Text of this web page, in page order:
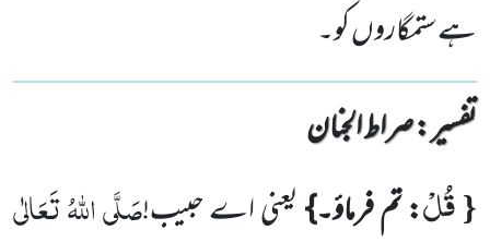
ہے ستمگاروں کو۔
تفسیر : ‎صراط الجنان
{قُلْ: تم فرماؤ۔}یعنی اے حبیب!صَلَّی اللہُ تَعَالٰی